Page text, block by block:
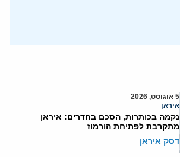
5 אוגוסט, 2026
איראן
נקמה בכותרות, הסכם בחדרים: איראן
מתקרבת לפתיחת הורמוז
דסק איראן